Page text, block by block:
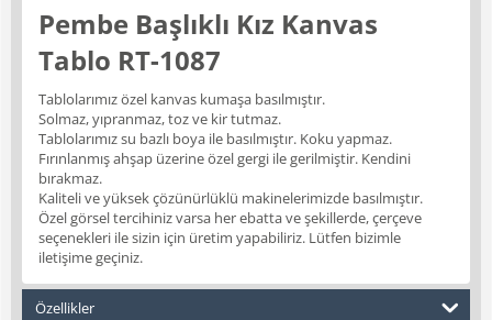
Pembe Başlıklı Kız Kanvas
Tablo RT-1087
Tablolarımız özel kanvas kumaşa basılmıştır.
Solmaz, yıpranmaz, toz ve kir tutmaz.
Tablolarımız su bazlı boya ile basılmıştır. Koku yapmaz.
Fırınlanmış ahşap üzerine özel gergi ile gerilmiştir. Kendini
bırakmaz.
Kaliteli ve yüksek çözünürlüklü makinelerimizde basılmıştır.
Özel görsel tercihiniz varsa her ebatta ve şekillerde, çerçeve
seçenekleri ile sizin için üretim yapabiliriz. Lütfen bizimle
iletişime geçiniz.
Özellikler